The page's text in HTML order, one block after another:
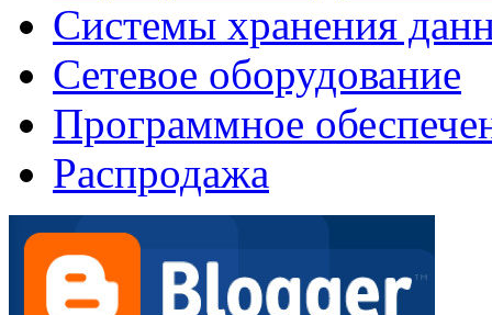
Системы хранения
Сетевое оборудование
Программное
Распродажа